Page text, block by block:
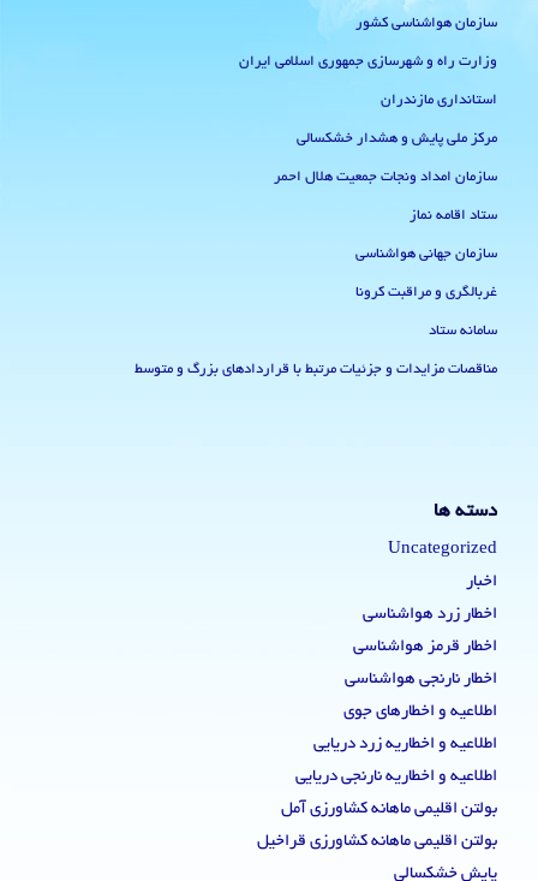
سازمان هواشناسی کشور
وزارت راه و شهرسازی جمهوری اسلامی ایران
استانداری مازندران
مرکز ملی پایش و هشدار خشکسالی
سازمان امداد ونجات جمعیت هلال احمر
ستاد اقامه نماز
سازمان جهانی هواشناسی
غربالگری و مراقبت کرونا
سامانه ستاد
مناقصات مزایدات و جزئیات مرتبط با قراردادهای بزرگ و متوسط
دسته ها
Uncategorized
اخبار
اخطار زرد هواشناسی
اخطار قرمز هواشناسی
اخطار نارنجی هواشناسی
اطلاعیه و اخطارهای جوی
اطلاعیه و اخطاریه زرد دریایی
اطلاعیه و اخطاریه نارنجی دریایی
بولتن اقلیمی ماهانه کشاورزی آمل
بولتن اقلیمی ماهانه کشاورزی قراخیل
پایش خشکسالی